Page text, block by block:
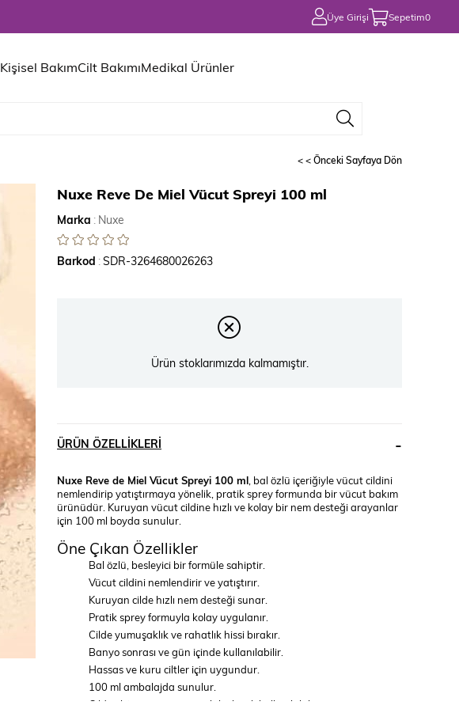
Üye Girişi Sepetim0
Kişisel BakımCilt BakımıMedikal Ürünler
< < Önceki Sayfaya Dön
Nuxe Reve De Miel Vücut Spreyi 100 ml
Marka : Nuxe
Barkod :SDR-3264680026263
Ürün stoklarımızda kalmamıştır.
ÜRÜN ÖZELLIKLERI
Nuxe Reve de Miel Vücut Spreyi 100 ml , bal özlü içeriğiyle vücut cildini
nemlendirip yatıştırmaya yönelik, pratik sprey formunda bir vücut bakım
ürünüdür. Kuruyan vücut cildine hızlı ve kolay bir nem desteği arayanlar
için 100 ml boyda sunulur.
Öne Çıkan Özellikler
Bal özlü, besleyici bir formüle sahiptir.
Vücut cildini nemlendirir ve yatıştırır.
Kuruyan cilde hızlı nem desteği sunar.
Pratik sprey formuyla kolay uygulanır.
Cilde yumuşaklık ve rahatlık hissi bırakır.
Banyo sonrası ve gün içinde kullanılabilir.
Hassas ve kuru ciltler için uygundur.
100 ml ambalajda sunulur.
Cildin ihtiyacına göre günlük olarak kullanılabilir.